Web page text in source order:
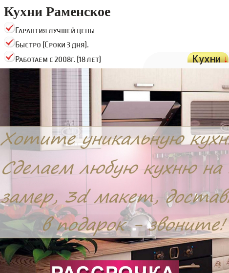
Кухни Раменское
Гарантия лучшей цены
Быстро (Сроки 3 дня).
Работаем с 2008г. (18 лет)
Кухни↓